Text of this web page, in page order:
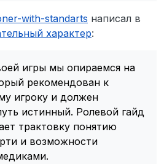
with-standarts написал в
характер:
игры мы опираемся на
рекомендован к
игроку и должен
истинный. Ролевой гайд
трактовку понятию
и возможности